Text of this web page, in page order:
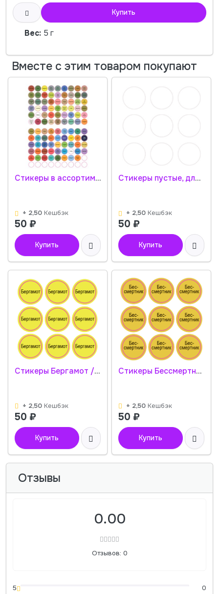
Купить
Вес: 5 г
Вместе с этим товаром покупают
Стикеры в ассортименте / 108 стикеров на 1 листе
+ 2,50 Кешбэк
50 ₽
Купить
Стикеры пустые, для самостоятельного написания / 108 стикеров на 1 листе
+ 2,50 Кешбэк
50 ₽
Купить
Стикеры Бергамот / Bergamot / 108 стикеров на 1 листе
+ 2,50 Кешбэк
50 ₽
Купить
Стикеры Бессмертник / Helichrysum / 108 стикеров на 1 листе
+ 2,50 Кешбэк
50 ₽
Купить
Отзывы
0.00
Отзывов: 0
5
0